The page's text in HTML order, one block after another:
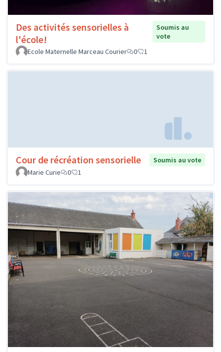
Des activités sensorielles à
l'école!
Soumis au
vote
Ecole Maternelle Marceau Courier
0 1
Cour de récréation sensorielle
Soumis au vote
Marie Curie
0 1